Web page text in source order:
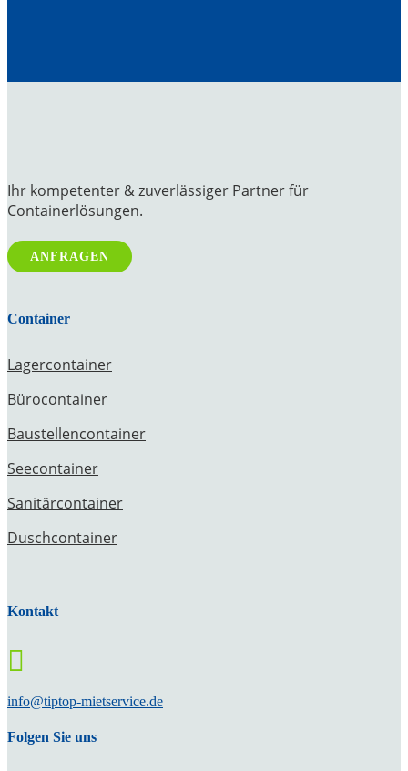
Ihr kompetenter & zuverlässiger Partner für
Containerlösungen.
ANFRAGEN
Container
Lagercontainer
Bürocontainer
Baustellencontainer
Seecontainer
Sanitärcontainer
Duschcontainer
Kontakt

info@tiptop-mietservice.de
Folgen Sie uns